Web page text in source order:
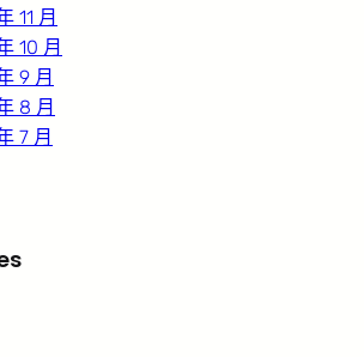
11 月
10 月
9 月
8 月
7 月